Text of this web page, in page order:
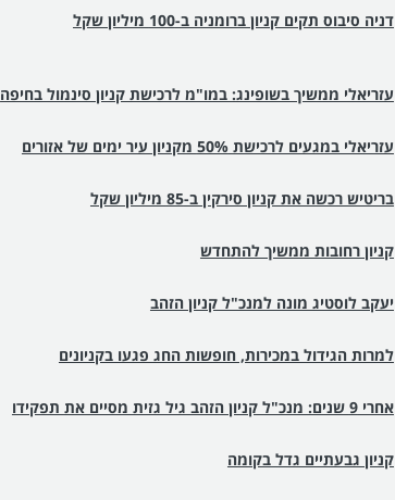
דניה סיבוס תקים קניון ברומניה ב-100 מיליון שקל
עזריאלי ממשיך בשופינג: במו"מ לרכישת קניון סינמול בחיפה
עזריאלי במגעים לרכישת 50% מקניון עיר ימים של אזורים
בריטיש רכשה את קניון סירקין ב-85 מיליון שקל
קניון רחובות ממשיך להתחדש
יעקב לוסטיג מונה למנכ"ל קניון הזהב
למרות הגידול במכירות, חופשות החג פגעו בקניונים
אחרי 9 שנים: מנכ"ל קניון הזהב גיל גזית מסיים את תפקידו
קניון גבעתיים גדל בקומה